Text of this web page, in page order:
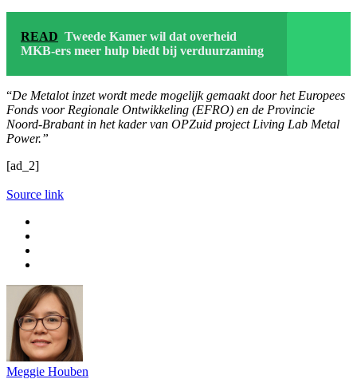
READ Tweede Kamer wil dat overheid
MKB-ers meer hulp biedt bij verduurzaming
“De Metalot inzet wordt mede mogelijk gemaakt door het Europees
Fonds voor Regionale Ontwikkeling (EFRO) en de Provincie
Noord-Brabant in het kader van OPZuid project Living Lab Metal
Power.”
[ad_2]
Source link
Meggie Houben